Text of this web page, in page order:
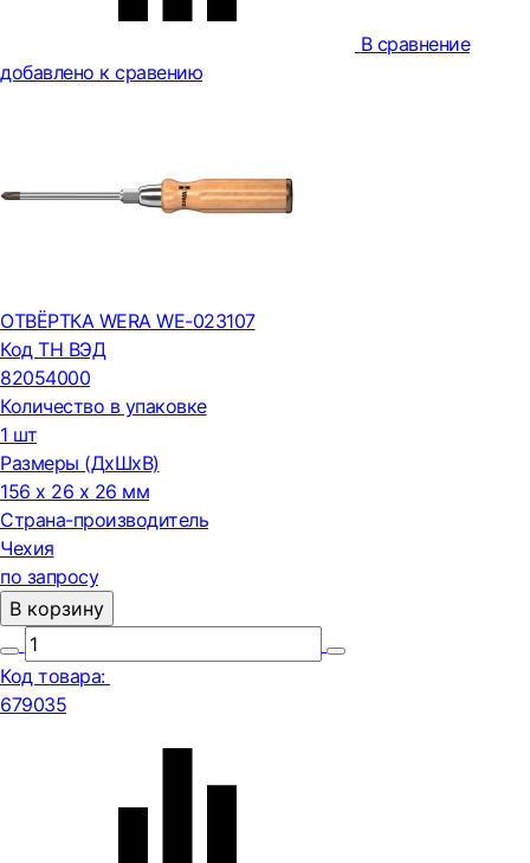
В сравнение
добавлено к сравению
ОТВЁРТКА WERA WE-023107
Код ТН ВЭД
82054000
Количество в упаковке
1 шт
Размеры (ДxШxВ)
156 x 26 x 26 мм
Страна-производитель
Чехия
по запросу
В корзину
Код товара:
679035